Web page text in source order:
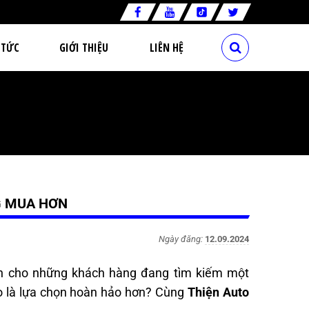
GIỚI THIỆU LIÊN HỆ
MUA HƠN
Ngày đăng: 12.09.2024
những khách hàng đang tìm kiếm một
là lựa chọn hoàn hảo hơn? CùngThiện Auto